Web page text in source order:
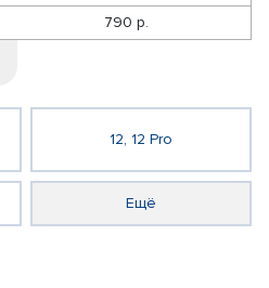
790 р.
12, 12 Pro
Ещё